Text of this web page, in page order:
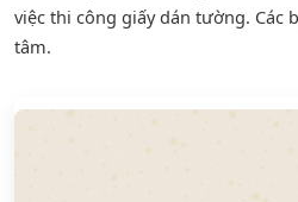
việc thi công giấy dán tường. Các
tâm.